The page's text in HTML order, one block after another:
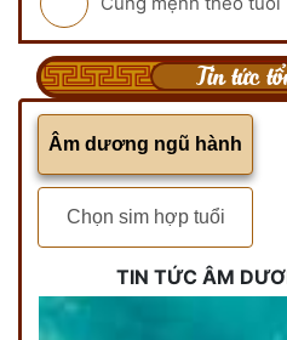
Tin tức
Âm dương ngũ hành
Chọn sim hợp tuổi
TIN TỨC ÂM